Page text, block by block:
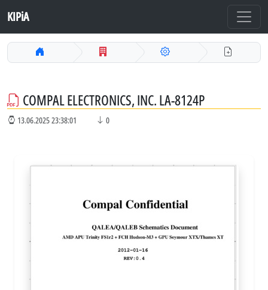
KIPiA
COMPAL ELECTRONICS, INC. LA-8124P
13.06.2025 23:38:01 0